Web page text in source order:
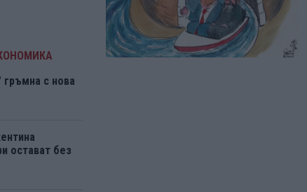
с нова
остават без